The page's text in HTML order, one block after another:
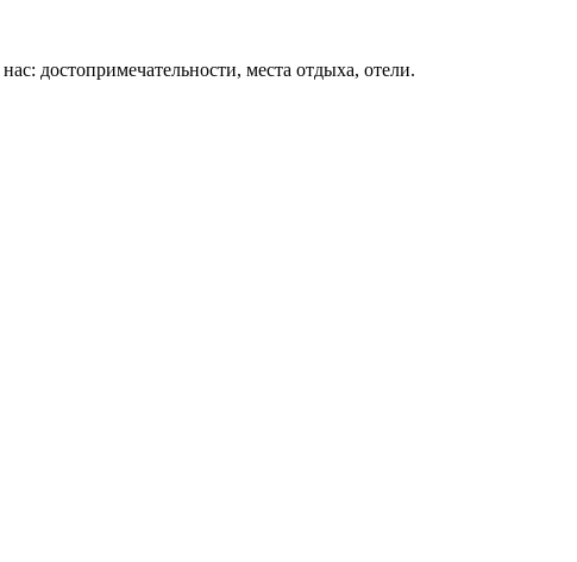
достопримечательности, места отдыха, отели.